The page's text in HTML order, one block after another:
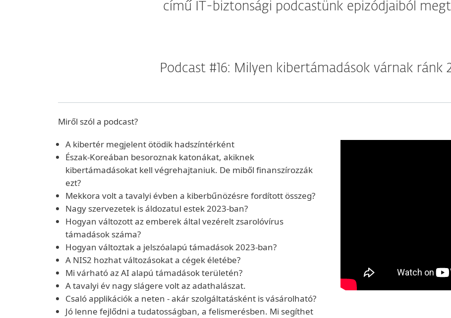
című IT-biztonsági podcastünk epizódjaiból
Podcast #16: Milyen kibertámadások várnak ránk
Miről szól a podcast?
A kibertér megjelent ötödik hadszíntérként
Észak-Koreában besoroznak katonákat, akiknek
kibertámadásokat kell végrehajtaniuk. De miből finanszírozzák
ezt?
Mekkora volt a tavalyi évben a kiberbűnözésre fordított összeg?
Nagy szervezetek is áldozatul estek 2023-ban?
Hogyan változott az emberek által vezérelt zsarolóvírus
támadások száma?
Hogyan változtak a jelszóalapú támadások 2023-ban?
A NIS2 hozhat változásokat a cégek életébe?
Mi várható az AI alapú támadások területén?
A tavalyi év nagy slágere volt az adathalászat.
Csaló applikációk a neten - akár szolgáltatásként is vásárolható?
Jó lenne fejlődni a tudatosságban, a felismerésben. Mi segíthet